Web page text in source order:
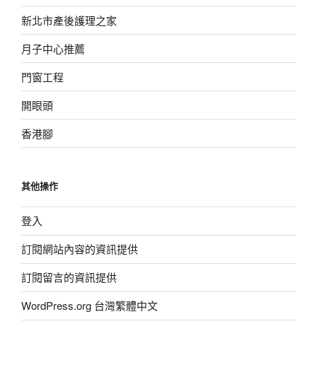
新北市產後護理之家
月子中心推薦
門窗工程
開眼頭
香港腳
其他操作
登入
訂閱網站內容的資訊提供
訂閱留言的資訊提供
WordPress.org 台灣繁體中文